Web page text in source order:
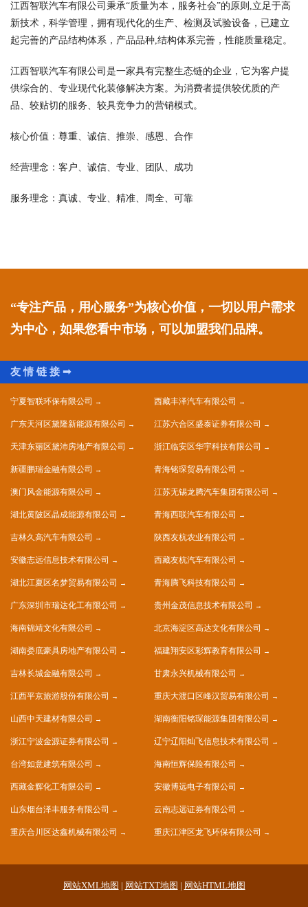
江西智联汽车有限公司秉承“质量为本，服务社会”的原则,立足于高
新技术，科学管理，拥有现代化的生产、检测及试验设备，已建立
起完善的产品结构体系，产品品种,结构体系完善，性能质量稳定。
江西智联汽车有限公司是一家具有完整生态链的企业，它为客户提
供综合的、专业现代化装修解决方案。为消费者提供较优质的产
品、较贴切的服务、较具竞争力的营销模式。
核心价值：尊重、诚信、推崇、感恩、合作
经营理念：客户、诚信、专业、团队、成功
服务理念：真诚、专业、精准、周全、可靠
“专注产品，用心服务”为核心价值，一切以用户需求
为中心，如果您看中市场，可以加盟我们品牌。
宁夏智联环保有限公司 西藏丰泽汽车有限公司
广东天河区黛隆新能源有限公司 江苏六合区盛泰证券有限公司
天津东丽区黛沛房地产有限公司 浙江临安区华宇科技有限公司
新疆鹏瑞金融有限公司 青海铭琛贸易有限公司
澳门风金能源有限公司 江苏无锡龙腾汽车集团有限公司
湖北黄陂区晶成能源有限公司 青海西联汽车有限公司
吉林久高汽车有限公司 陕西友杭农业有限公司
安徽志远信息技术有限公司 西藏友杭汽车有限公司
湖北江夏区名梦贸易有限公司 青海腾飞科技有限公司
广东深圳市瑞达化工有限公司 贵州金茂信息技术有限公司
海南锦靖文化有限公司 北京海淀区高达文化有限公司
湖南娄底豪具房地产有限公司 福建翔安区彩辉教育有限公司
吉林长城金融有限公司 甘肃永兴机械有限公司
江西平京旅游股份有限公司 重庆大渡口区峰汉贸易有限公司
山西中天建材有限公司 湖南衡阳铭琛能源集团有限公司
浙江宁波金源证券有限公司 辽宁辽阳灿飞信息技术有限公司
台湾如意建筑有限公司 海南恒辉保险有限公司
西藏金辉化工有限公司 安徽博远电子有限公司
山东烟台泽丰服务有限公司 云南志远证券有限公司
重庆合川区达鑫机械有限公司 重庆江津区龙飞环保有限公司
网站XML地图 | 网站TXT地图 | 网站HTML地图